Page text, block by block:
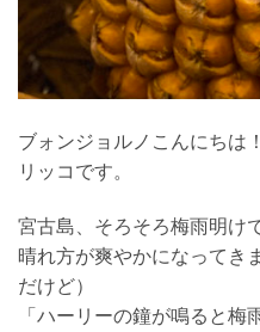
ブォンジョルノこんにちは！
リッコです。
宮古島、そろそろ梅雨明け
晴れ方が爽やかになってき
だけど）
「ハーリーの鐘が鳴ると梅